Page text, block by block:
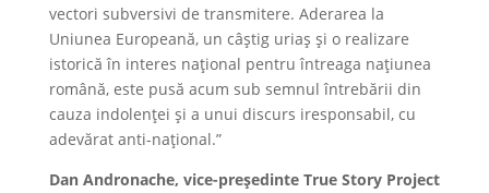
vectori subversivi de transmitere. Aderarea la
Uniunea Europeană, un câștig uriaș și o realizare
istorică în interes național pentru întreaga națiunea
română, este pusă acum sub semnul întrebării din
cauza indolenței și a unui discurs iresponsabil, cu
adevărat anti-național.”
Dan Andronache, vice-președinte True Story Project